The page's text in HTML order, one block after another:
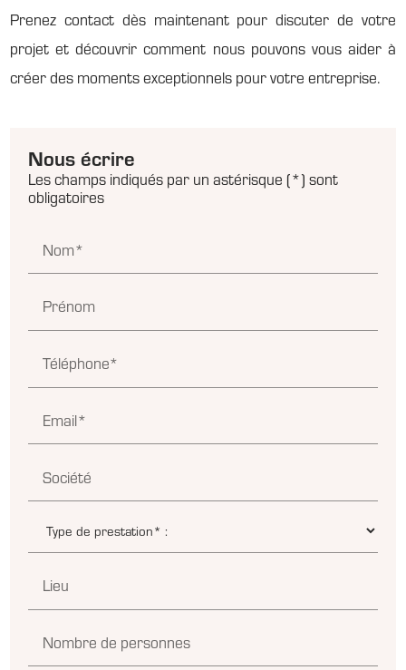
Prenez contact dès maintenant pour discuter de votre
projet et découvrir comment nous pouvons vous aider à
créer des moments exceptionnels pour votre entreprise.
Nous écrire
Les champs indiqués par un astérisque (*) sont
obligatoires
Nom*
Prénom
Téléphone*
Email*
Société
Lieu
Nombre de personnes